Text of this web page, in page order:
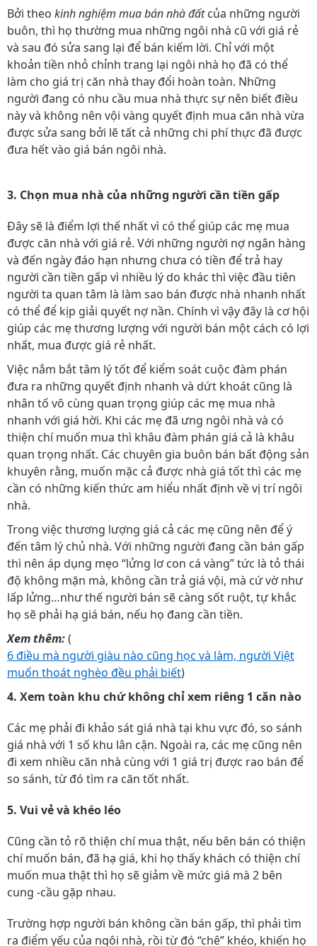
Bởi theo kinh nghiệm mua bán nhà đấtcủa những người
buôn, thì họ thường mua những ngôi nhà cũ với giá rẻ
và sau đó sửa sang lại để bán kiếm lời. Chỉ với một
khoản tiền nhỏ chỉnh trang lại ngôi nhà họ đã có thể
làm cho giá trị căn nhà thay đổi hoàn toàn. Những
người đang có nhu cầu mua nhà thực sự nên biết điều
này và không nên vội vàng quyết định mua căn nhà vừa
được sửa sang bởi lẽ tất cả những chi phí thực đã được
đưa hết vào giá bán ngôi nhà.
3. Chọn mua nhà của những người cần tiền gấp
Đây sẽ là điểm lợi thế nhất vì có thể giúp các mẹ mua
được căn nhà với giá rẻ. Với những người nợ ngân hàng
và đến ngày đáo hạn nhưng chưa có tiền để trả hay
người cần tiền gấp vì nhiều lý do khác thì việc đầu tiên
người ta quan tâm là làm sao bán được nhà nhanh nhất
có thể để kịp giải quyết nợ nần. Chính vì vậy đây là cơ hội
giúp các mẹ thương lượng với người bán một cách có lợi
nhất, mua được giá rẻ nhất.
Việc nắm bắt tâm lý tốt để kiểm soát cuộc đàm phán
đưa ra những quyết định nhanh và dứt khoát cũng là
nhân tố vô cùng quan trọng giúp các mẹ mua nhà
nhanh với giá hời. Khi các mẹ đã ưng ngôi nhà và có
thiện chí muốn mua thì khâu đàm phán giá cả là khâu
quan trọng nhất. Các chuyên gia buôn bán bất động sản
khuyên rằng, muốn mặc cả được nhà giá tốt thì các mẹ
cần có những kiến thức am hiểu nhất định về vị trí ngôi
nhà.
Trong việc thương lượng giá cả các mẹ cũng nên để ý
đến tâm lý chủ nhà. Với những người đang cần bán gấp
thì nên áp dụng mẹo “lửng lơ con cá vàng” tức là tỏ thái
độ không mặn mà, không cần trả giá vội, mà cứ vờ như
lấp lửng…như thế người bán sẽ càng sốt ruột, tự khắc
họ sẽ phải hạ giá bán, nếu họ đang cần tiền.
Xem thêm:(
6 điều mà người giàu nào cũng học và làm, người Việt
muốn thoát nghèo đều phải biết)
4. Xem toàn khu chứ không chỉ xem riêng 1 căn nào
Các mẹ phải đi khảo sát giá nhà tại khu vực đó, so sánh
giá nhà với 1 số khu lân cận. Ngoài ra, các mẹ cũng nên
đi xem nhiều căn nhà cùng với 1 giá trị được rao bán để
so sánh, từ đó tìm ra căn tốt nhất.
5. Vui vẻ và khéo léo
Cũng cần tỏ rõ thiện chí mua thật, nếu bên bán có thiện
chí muốn bán, đã hạ giá, khi họ thấy khách có thiện chí
muốn mua thật thì họ sẽ giảm về mức giá mà 2 bên
cung -cầu gặp nhau.
Trường hợp người bán không cần bán gấp, thì phải tìm
ra điểm yếu của ngôi nhà, rồi từ đó “chê” khéo, khiến họ